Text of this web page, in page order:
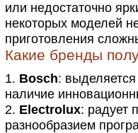
или недостаточно
некоторых моделей
приготовления
Какие бренды
Bosch:
наличие
Electrolux: радует
разнообразием